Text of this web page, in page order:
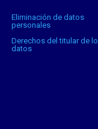
Eliminación de datos
personales
Derechos del titular de
datos